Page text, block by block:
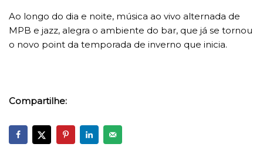
Ao longo do dia e noite, música ao vivo alternada de
MPB e jazz, alegra o ambiente do bar, que já se tornou
o novo point da temporada de inverno que inicia.
Compartilhe: